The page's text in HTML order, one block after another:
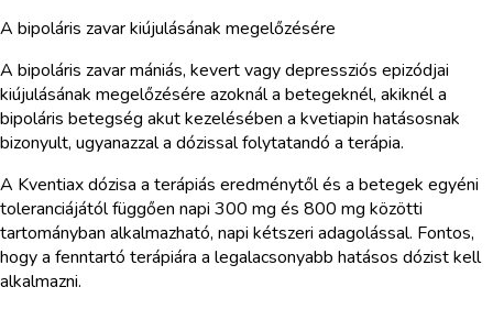
A bipoláris zavar kiújulásának megelőzésére
A bipoláris zavar mániás, kevert vagy depressziós epizódjai
kiújulásának megelőzésére azoknál a betegeknél, akiknél a
bipoláris betegség akut kezelésében a kvetiapin hatásosnak
bizonyult, ugyanazzal a dózissal folytatandó a terápia.
A Kventiax dózisa a terápiás eredménytől és a betegek egyéni
toleranciájától függően napi 300 mg és 800 mg közötti
tartományban alkalmazható, napi kétszeri adagolással. Fontos,
hogy a fenntartó terápiára a legalacsonyabb hatásos dózist kell
alkalmazni.